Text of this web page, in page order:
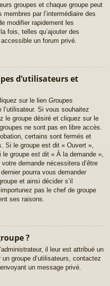
groupes et chaque groupe peut
par l’intermédiaire des
modifier rapidement les
fois, telles qu’ajouter des
un forum privé.
d’utilisateurs et
sur le lien Groupes
l’utilisateur. Si vous souhaitez
le groupe désiré et cliquez sur le
ne sont pas en libre accès.
certains sont fermés et
Si le groupe est dit « Ouvert »,
groupe est dit « À la demande »,
demande nécessitera d’être
pourra vous demander
et ainsi décider s’il
pas le chef de groupe
ses raisons.
?
il leur est attribué un
groupe d’utilisateurs, contactez
un message privé.